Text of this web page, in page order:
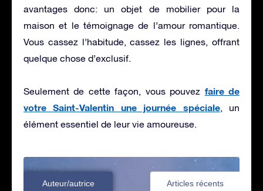
avantages donc: un objet de mobilier pour la
maison et le témoignage de l’amour romantique.
Vous cassez l’habitude, cassez les lignes, offrant
quelque chose d’exclusif.
Seulement de cette façon, vous pouvez faire de
votre Saint-Valentin une journée spéciale, un
élément essentiel de leur vie amoureuse.
Auteur/autrice Articles récents